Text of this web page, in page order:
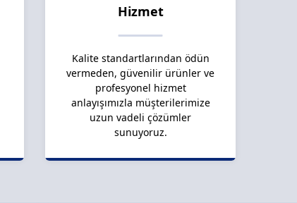
Hizmet
Kalite standartlarından ödün
vermeden, güvenilir ürünler ve
profesyonel hizmet
anlayışımızla müşterilerimize
uzun vadeli çözümler
sunuyoruz.